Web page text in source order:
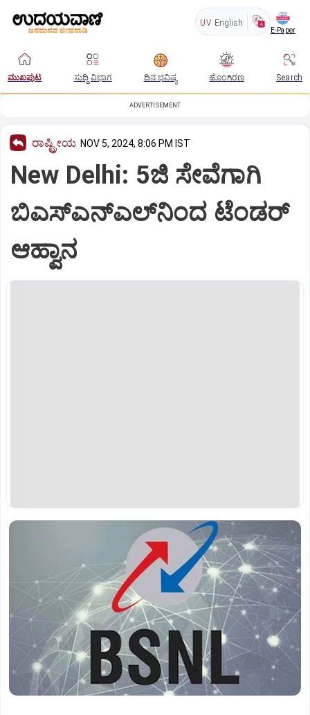
UV English
E-Paper
ಮುಖಪುಟ ಸುದ್ದಿ ವಿಭಾಗ ದಿನ ಭವಿಷ್ಯ ಹೊಂಗಿರಣ Search
ADVERTISEMENT
ರಾಷ್ಟ್ರೀಯ NOV 5, 2024, 8:06 PM IST
New Delhi: 5ಜಿ ಸೇವೆಗಾಗಿ
ಬಿಎಸ್‌ಎನ್ಎಲ್‌ನಿಂದ ಟೆಂಡರ್‌
ಆಹ್ವಾನ